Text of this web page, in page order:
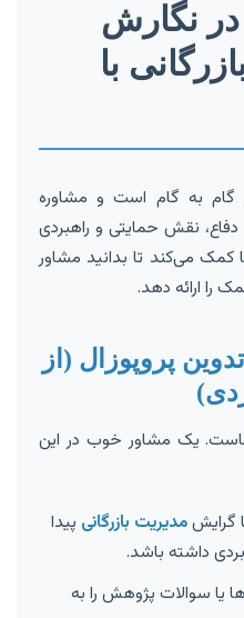
نگارش
با
گام به گام است و مشاوره
دفاع، نقش حمایتی و راهبردی
کمک می‌کند تا بدانید مشاور
را ارائه دهد.
پروپوزال (از
یک مشاور خوب در این
گرایشمدیریت بازرگانی پیدا
داشته باشد.
یا سوالات پژوهش را به